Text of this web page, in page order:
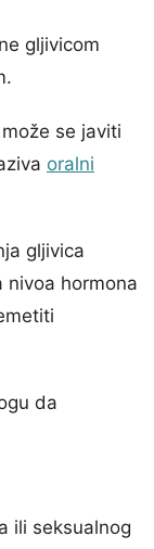
gljivicom
se javiti
oralni
gljivica
nivoa hormona
da
ili seksualnog